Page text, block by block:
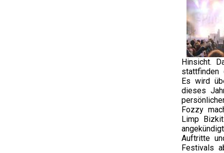
Hinsicht.
Es wird
dieses
Fozzy
Limp
Auftritte
Festivals